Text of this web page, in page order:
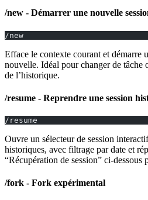
/new - Démarrer une nouvelle
/new
Efface le contexte courant et démarre
nouvelle. Idéal pour changer de tâche
de l’historique.
/resume - Reprendre une session
/resume
Ouvre un sélecteur de session
historiques, avec filtrage par date et
“Récupération de session” ci-dessous
/fork - Fork expérimental